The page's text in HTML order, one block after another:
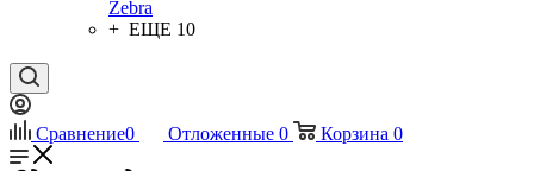
Zebra
+ ЕЩЕ 10
Сравнение0 Отложенные 0 Корзина 0